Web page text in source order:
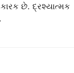
છે. દ્રશ્યાત્મક